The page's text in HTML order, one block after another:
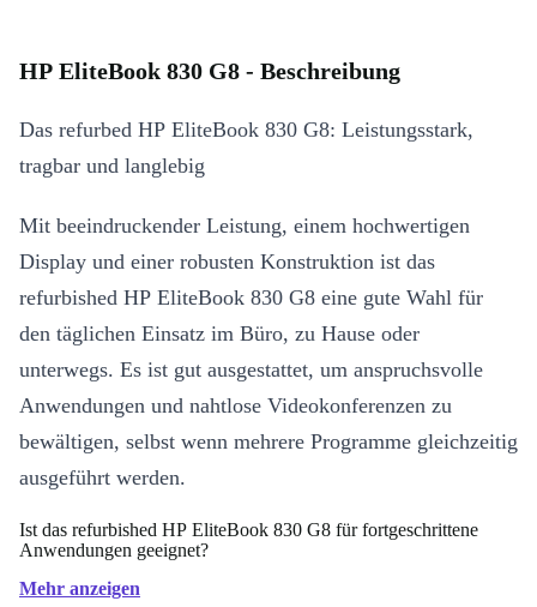
HP EliteBook 830 G8 - Beschreibung
Das refurbed HP EliteBook 830 G8: Leistungsstark,
tragbar und langlebig
Mit beeindruckender Leistung, einem hochwertigen
Display und einer robusten Konstruktion ist das
refurbished HP EliteBook 830 G8 eine gute Wahl für
den täglichen Einsatz im Büro, zu Hause oder
unterwegs. Es ist gut ausgestattet, um anspruchsvolle
Anwendungen und nahtlose Videokonferenzen zu
bewältigen, selbst wenn mehrere Programme gleichzeitig
ausgeführt werden.
Ist das refurbished HP EliteBook 830 G8 für fortgeschrittene
Anwendungen geeignet?
Mehr anzeigen